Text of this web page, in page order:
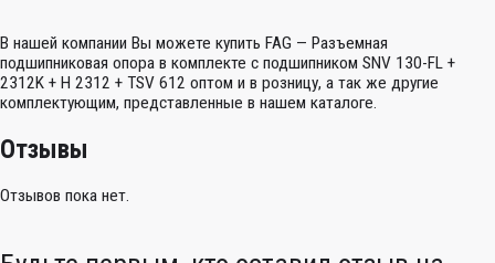
В нашей компании Вы можете купить FAG — Разъемная
подшипниковая опора в комплекте с подшипником SNV 130-FL +
2312K + H 2312 + TSV 612 оптом и в розницу, а так же другие
комплектующим, представленные в нашем каталоге.
Отзывы
Отзывов пока нет.